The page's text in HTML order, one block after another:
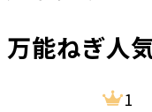
万能ねぎ人
1